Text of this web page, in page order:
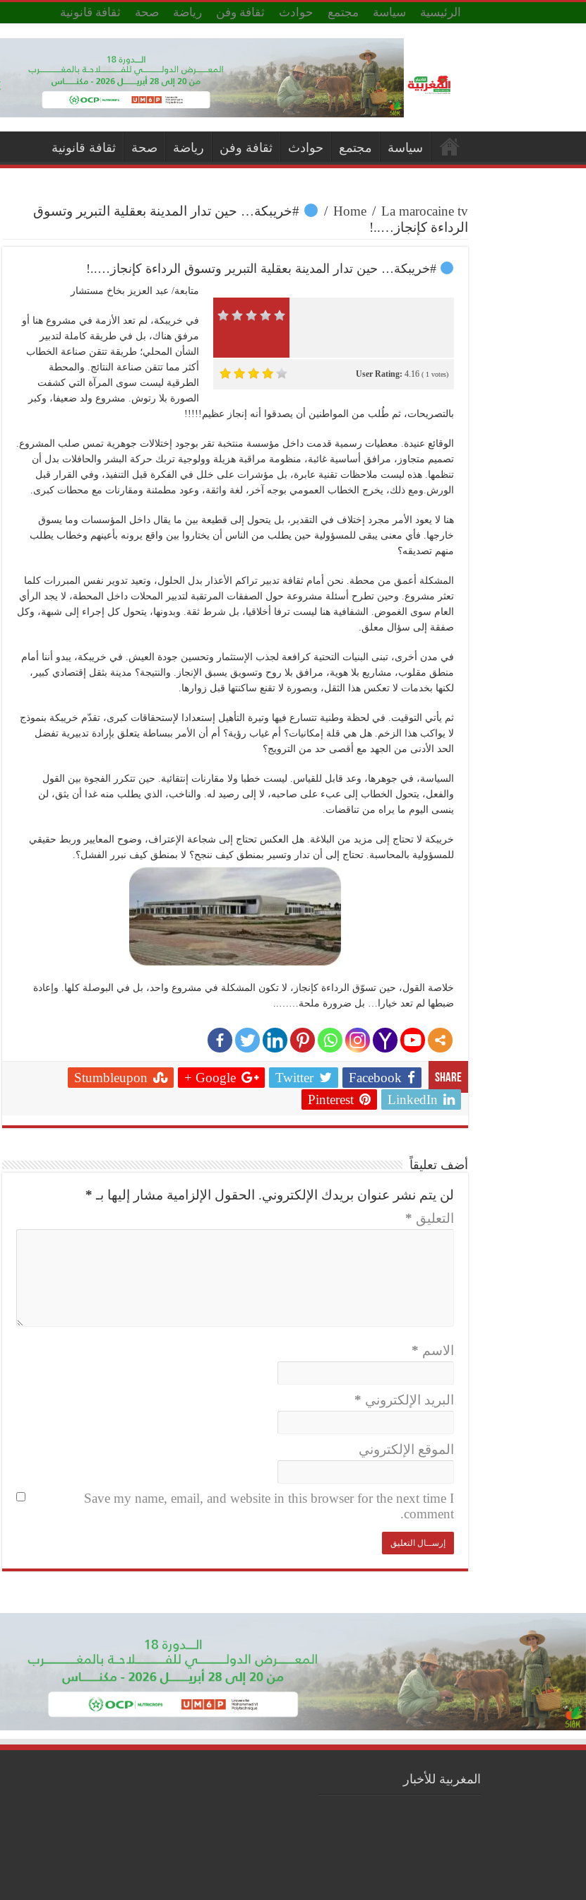
الرئيسية سياسة مجتمع حوادث ثقافة وفن رياضة صحة ثقافة قانونية
سياسة مجتمع حوادث ثقافة وفن رياضة صحة ثقافة قانونية
Home / La marocaine tv
/
#خريبكة… حين تدار المدينة بعقلية التبرير وتسوق
الرداءة كإنجاز…..!
#خريبكة… حين تدار المدينة بعقلية التبرير وتسوق الرداءة كإنجاز…..!
User Rating: 4.16 ( 1 votes)
متابعة/ عبد العزيز بخاخ مستشار
في خريبكة، لم تعد الأزمة في مشروع هنا أو
مرفق هناك، بل في طريقة كاملة لتدبير
الشأن المحلي؛ طريقة تتقن صناعة الخطاب
أكثر مما تتقن صناعة النتائج. والمحطة
الطرقية ليست سوى المرآة التي كشفت
الصورة بلا رتوش. مشروع ولد ضعيفا، وكبر
بالتصريحات، ثم طُلب من المواطنين أن يصدقوا أنه إنجاز عظيم!!!!!
الوقائع عنيدة. معطيات رسمية قدمت داخل مؤسسة منتخبة تقر بوجود إختلالات جوهرية تمس صلب المشروع.
تصميم متجاوز، مرافق أساسية غائبة، منظومة مراقبة هزيلة وولوجية تربك حركة البشر والحافلات بدل أن
تنظمها. هذه ليست ملاحظات تقنية عابرة، بل مؤشرات على خلل في الفكرة قبل التنفيذ، وفي القرار قبل
الورش.ومع ذلك، يخرج الخطاب العمومي بوجه آخر، لغة واثقة، وعود مطمئنة ومقارنات مع محطات كبرى.
هنا لا يعود الأمر مجرد إختلاف في التقدير، بل يتحول إلى قطيعة بين ما يقال داخل المؤسسات وما يسوق
خارجها. فأي معنى يبقى للمسؤولية حين يطلب من الناس أن يختاروا بين واقع يرونه بأعينهم وخطاب يطلب
منهم تصديقه؟
المشكلة أعمق من محطة. نحن أمام ثقافة تدبير تراكم الأعذار بدل الحلول، وتعيد تدوير نفس المبررات كلما
تعثر مشروع. وحين تطرح أسئلة مشروعة حول الصفقات المرتقبة لتدبير المحلات داخل المحطة، لا يجد الرأي
العام سوى الغموض. الشفافية هنا ليست ترفا أخلاقيا، بل شرط ثقة. وبدونها، يتحول كل إجراء إلى شبهة، وكل
صفقة إلى سؤال معلق.
في مدن أخرى، تبنى البنيات التحتية كرافعة لجذب الإستثمار وتحسين جودة العيش. في خريبكة، يبدو أننا أمام
منطق مقلوب، مشاريع بلا هوية، مرافق بلا روح وتسويق يسبق الإنجاز. والنتيجة؟ مدينة بثقل إقتصادي كبير،
لكنها بخدمات لا تعكس هذا الثقل، وبصورة لا تقنع ساكنتها قبل زوارها.
ثم يأتي التوقيت. في لحظة وطنية تتسارع فيها وتيرة التأهيل إستعدادا لإستحقاقات كبرى، تقدّم خريبكة بنموذج
لا يواكب هذا الزخم. هل هي قلة إمكانيات؟ أم غياب رؤية؟ أم أن الأمر ببساطة يتعلق بإرادة تدبيرية تفضل
الحد الأدنى من الجهد مع أقصى حد من الترويج؟
السياسة، في جوهرها، وعد قابل للقياس. ليست خطبا ولا مقارنات إنتقائية. حين تتكرر الفجوة بين القول
والفعل، يتحول الخطاب إلى عبء على صاحبه، لا إلى رصيد له. والناخب، الذي يطلب منه غدا أن يثق، لن
ينسى اليوم ما يراه من تناقضات.
خريبكة لا تحتاج إلى مزيد من البلاغة. هل العكس تحتاج إلى شجاعة الإعتراف، وضوح المعايير وربط حقيقي
للمسؤولية بالمحاسبة. تحتاج إلى أن تدار وتسير بمنطق كيف ننجح؟ لا بمنطق كيف نبرر الفشل؟.
خلاصة القول، حين تسوّق الرداءة كإنجاز، لا تكون المشكلة في مشروع واحد، بل في البوصلة كلها. وإعادة
ضبطها لم تعد خيارا… بل ضرورة ملحة……..
Share
Facebook
Twitter
Google +
Stumbleupon
LinkedIn
Pinterest
أضف تعليقاً
لن يتم نشر عنوان بريدك الإلكتروني. الحقول الإلزامية مشار إليها بـ *
التعليق *
الاسم *
البريد الإلكتروني *
الموقع الإلكتروني
Save my name, email, and website in this browser for the next time I
comment.
المغربية للأخبار